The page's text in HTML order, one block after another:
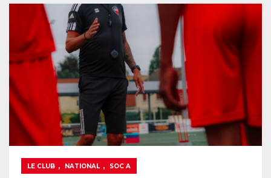
LE CLUB , NATIONAL , SOC A